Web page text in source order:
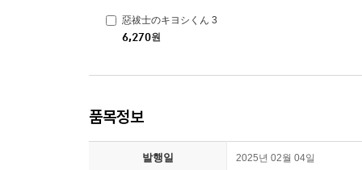
惡祓士のキヨシくん 3
6,270원
품목정보
발행일 2025년 02월 04일